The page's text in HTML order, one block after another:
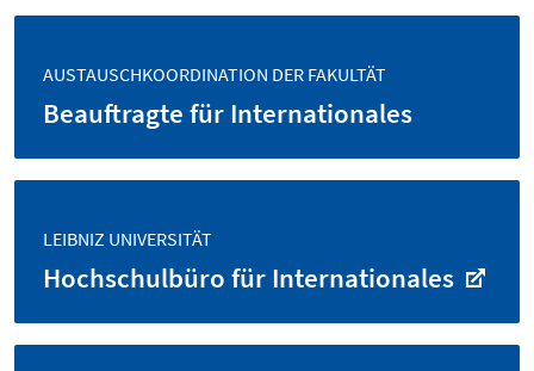
AUSTAUSCHKOORDINATION DER FAKULTÄT
Beauftragte für Internationales
LEIBNIZ UNIVERSITÄT
Hochschulbüro für Internationales